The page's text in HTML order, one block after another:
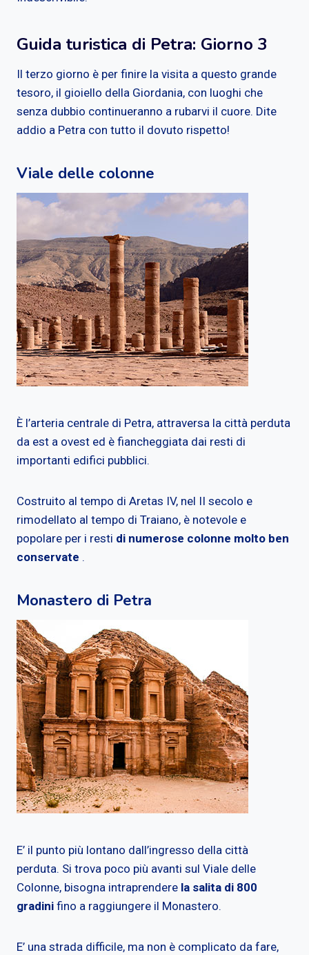
Guida turistica di Petra: Giorno 3
Il terzo giorno è per finire la visita a questo grande
tesoro, il gioiello della Giordania, con luoghi che
senza dubbio continueranno a rubarvi il cuore. Dite
addio a Petra con tutto il dovuto rispetto!
Viale delle colonne
È l’arteria centrale di Petra, attraversa la città perduta
da est a ovest ed è fiancheggiata dai resti di
importanti edifici pubblici.
Costruito al tempo di Aretas IV, nel II secolo e
rimodellato al tempo di Traiano, è notevole e
popolare per i resti di numerose colonne molto ben
conservate .
Monastero di Petra
E’ il punto più lontano dall’ingresso della città
perduta. Si trova poco più avanti sul Viale delle
Colonne, bisogna intraprendere la salita di 800
gradini fino a raggiungere il Monastero.
E’ una strada difficile, ma non è complicato da fare,